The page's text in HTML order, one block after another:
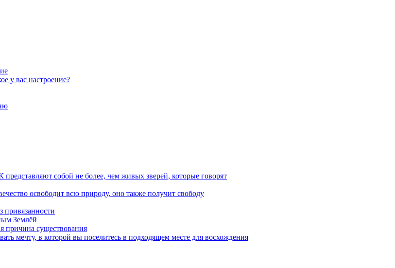
у вас настроение?
собой не более, чем живых зверей, которые говорят
освободит всю природу, оно также получит свободу
привязанности
Землёй
причина существования
мечту, в которой вы поселитесь в подходящем месте для восхождения